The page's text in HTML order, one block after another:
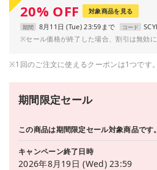
20% OFF 対象商品を見る
期間 8月11日 (Tue) 23:59まで コード
※セール価格が終了した場合、割引は無効
※1回のご注文に使えるクーポンは1つです
期間限定セール
この商品は期間限定セール対象商品です。
キャンペーン終了日時
2026年8月19日 (Wed) 23:59